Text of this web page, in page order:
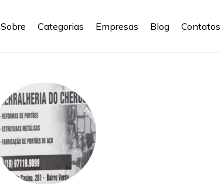
Sobre Categorias Empresas Blog Contatos